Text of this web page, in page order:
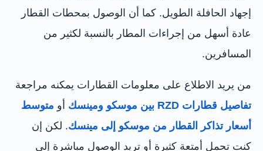
إجهاد الحافلة الطويل. كما أن الوصول بمحطات القطار
عادة أسهل من إجراءات المطار بالنسبة لكثير من
المسافرين.
من يريد الاطلاع على معلومات القطارات يمكنه مراجعة
تفاصيل قطارات RZD بين موسكو ومينسك
أو متوسط
أسعار تذاكر القطار من موسكو إلى مينسك. لكن إن
كنت تحمل أمتعة كثيرة أو تريد الوصول مباشرة إلى